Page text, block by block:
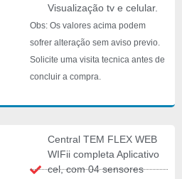
Visualização tv e celular.
Obs: Os valores acima podem
sofrer alteração sem aviso previo.
Solicite uma visita tecnica antes de
concluir a compra.
Central TEM FLEX WEB
WIFii completa Aplicativo
cel, com 04 sensores